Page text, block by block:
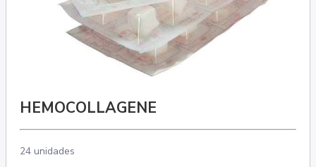
HEMOCOLLAGENE
24 unidades